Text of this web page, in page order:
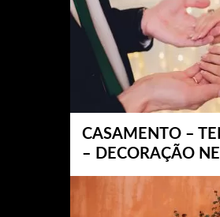
CASAMENTO –
– DECORAÇÃO